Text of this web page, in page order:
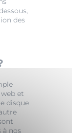
des
et
disque
à nos